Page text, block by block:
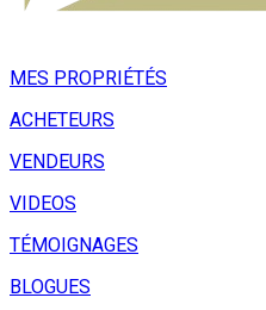
MES PROPRIÉTÉS
ACHETEURS
VENDEURS
VIDEOS
TÉMOIGNAGES
BLOGUES